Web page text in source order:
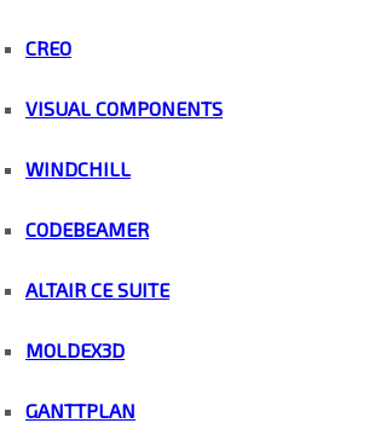
CREO
VISUAL COMPONENTS
WINDCHILL
CODEBEAMER
ALTAIR CE SUITE
MOLDEX3D
GANTTPLAN